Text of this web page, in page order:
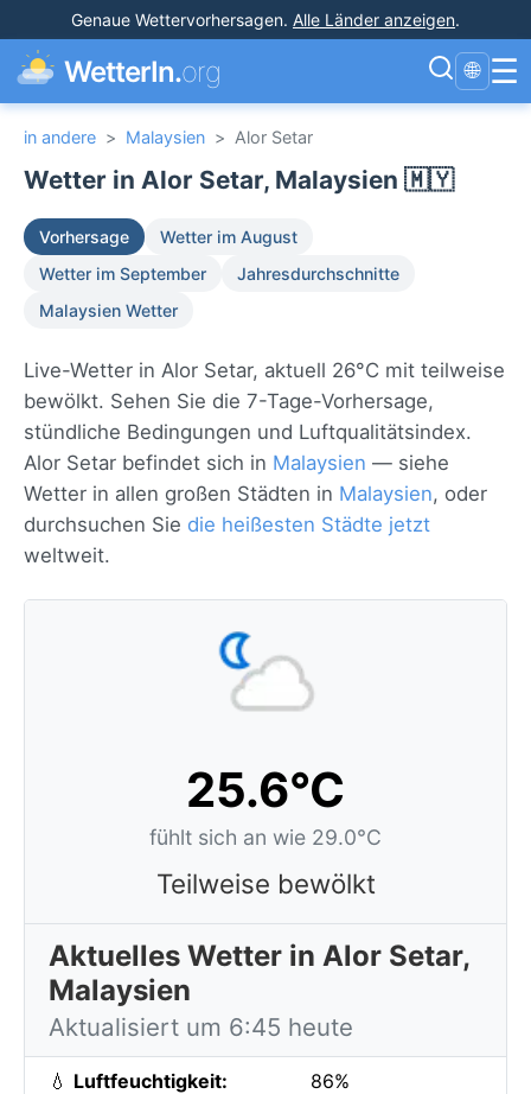
Genaue Wettervorhersagen. Alle Länder anzeigen.
WetterIn.org 🌐 ☰
in andere > Malaysien > Alor Setar
Wetter in Alor Setar, Malaysien 🇲🇾
Vorhersage
Wetter im August
Wetter im September
Jahresdurchschnitte
Malaysien Wetter
Live-Wetter in Alor Setar, aktuell 26°C mit teilweise
bewölkt. Sehen Sie die 7-Tage-Vorhersage,
stündliche Bedingungen und Luftqualitätsindex.
Alor Setar befindet sich in Malaysien — siehe
Wetter in allen großen Städten in Malaysien, oder
durchsuchen Sie die heißesten Städte jetzt
weltweit.
25.6°C
fühlt sich an wie 29.0°C
Teilweise bewölkt
Aktuelles Wetter in Alor Setar,
Malaysien
Aktualisiert um 6:45 heute
💧 Luftfeuchtigkeit: 86%